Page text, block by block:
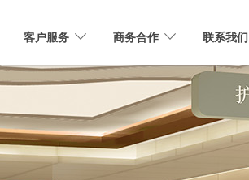
客户服务 商务合作 联系我们